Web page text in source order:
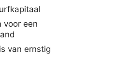
voor een
van ernstig